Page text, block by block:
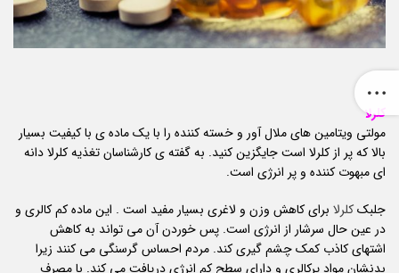
کلرلا
مولتی ویتامین های ملال آور و خسته کننده را با یک ماده ی با کیفیت بسیار
بالا که پر از کلرلا است جایگزین کنید. به گفته ی کارشناسان تغذیه کلرلا دانه
ای مبهوت کننده و پر انرژی است.
جلبککلرلا برای کاهش وزن و لاغری بسیار مفید است . این ماده کم کالری و
در عین حال سرشار از انرژی است. پس خوردن آن می تواند به کاهش
اشتهای کاذب کمک چشم گیری کند. مردم احساس گرسنگی می کنند زیرا
بدنشان مواد پرکالری و دارای سطح کم انرژی دریافت می کند. با مصرف